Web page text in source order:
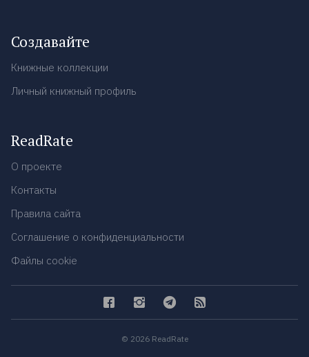
Создавайте
Книжные коллекции
Личный книжный профиль
ReadRate
О проекте
Контакты
Правила сайта
Соглашение о конфиденциальности
Файлы cookie
© 2026 ReadRate